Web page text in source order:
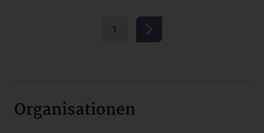
1
Organisationen